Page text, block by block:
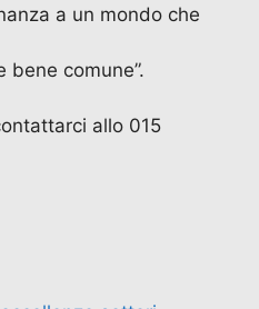
a un mondo che
bene comune”.
allo 015